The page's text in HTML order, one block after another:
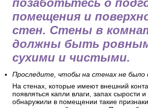
Перед оклеиванием
позаботьтесь о
помещения и
стен. Стены в
должны быть
сухими и чистыми.
Проследите, чтобы на стенах не было